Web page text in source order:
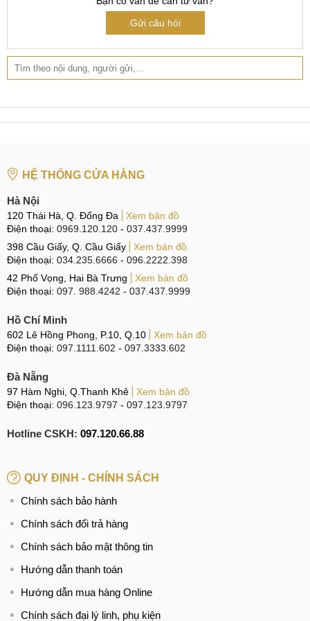
dùng bị điện giật khi sạc Pin điện thoại. Quan trọng hơn, khi
Pin của điện thoại bị phồng sẽ sản sinh ra hỗn hợp khí điện
phân có thể gây cháy nổ vô cùng nguy hiểm.
Pin của điện thoại sau một thời gian sử dụng sẽ bị hư hao,
thêm và việc phải thay Pin sẽ được hạn chế. Dưới đây là
Pixel 7 nói riêng và Pin của thiết bị di động nói chung:
Luôn sử dụng cáp sạc chính hãng để sạc Pin cho điện
thoại. Chớ ham rẻ mà mua và sử dụng cáp sạc trôi nổi
Tránh để thiết bị hết cạn Pin mới đem đi sạc, đồng thời
Không nên vừa sử dụng vừa sạc Pin, việc này không
những gây ảnh hưởng đến tuổi thọ Pin mà còn gây nguy
Tắt các tính năng không sử dụng đến để tiết kiệm năng
lượng từ đó giảm tần suất sạc Pin xuống cũng góp phần
Trung tâm sửa chữa MCCare là một trong những địa chỉ uy
khách hàng yên tâm gửi gắm. Tại MCCare chúng tôi luôn
hoạt động với phương châm KHÁCH HÀNG LÀ SỐ 1 và
phục vụ khách hàng bằng thái độ chuyên nghiệp nhất, từ đó
Gửi câu hỏi
HỆ THỐNG CỬA HÀNG
Hà Nội
120 Thái Hà, Q. Đống Đa
Xem bản đồ
Điện thoại: 0969.120.120 - 037.437.9999
398 Cầu Giấy, Q. Cầu Giấy
Xem bản đồ
Điện thoại: 034.235.6666 - 096.2222.398
42 Phố Vọng, Hai Bà Trưng
Xem bản đồ
Điện thoại: 097. 988.4242 - 037.437.9999
Hồ Chí Minh
602 Lê Hồng Phong, P.10, Q.10
Xem bản đồ
Điện thoại: 097.1111.602 - 097.3333.602
Đà Nẵng
97 Hàm Nghi, Q.Thanh Khê
Xem bản đồ
Điện thoại: 096.123.9797 - 097.123.9797
Hotline CSKH: 097.120.66.88
QUY ĐỊNH - CHÍNH SÁCH
Chính sách bảo hành
Chính sách đổi trả hàng
Chính sách bảo mật thông tin
Hướng dẫn thanh toán
Hướng dẫn mua hàng Online
Chính sách đại lý linh, phụ kiện